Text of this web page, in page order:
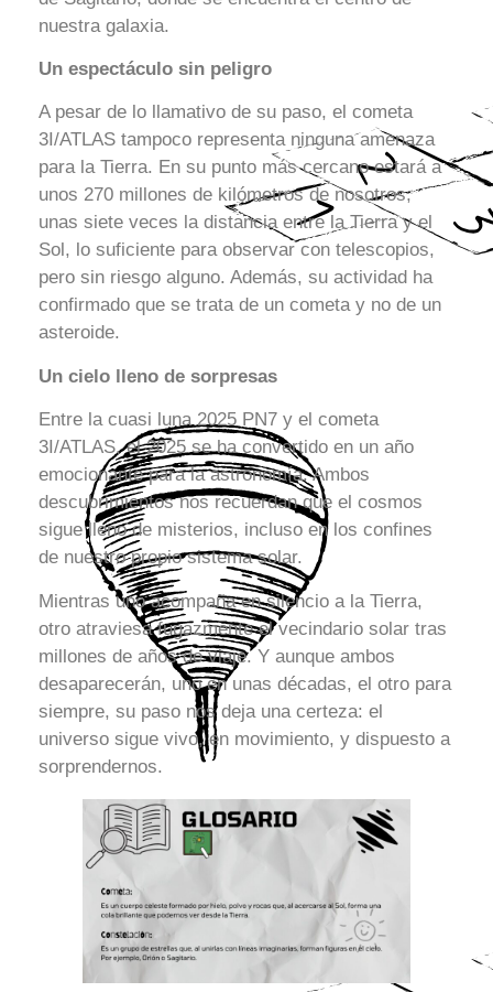
nuestra galaxia.
Un espectáculo sin peligro
A pesar de lo llamativo de su paso, el cometa
3I/ATLAS tampoco representa ninguna amenaza
para la Tierra. En su punto más cercano estará a
unos 270 millones de kilómetros de nosotros,
unas siete veces la distancia entre la Tierra y el
Sol, lo suficiente para observar con telescopios,
pero sin riesgo alguno. Además, su actividad ha
confirmado que se trata de un cometa y no de un
asteroide.
Un cielo lleno de sorpresas
Entre la cuasi luna 2025 PN7 y el cometa
3I/ATLAS, el 2025 se ha convertido en un año
emocionante para la astronomía. Ambos
descubrimientos nos recuerdan que el cosmos
sigue lleno de misterios, incluso en los confines
de nuestro propio sistema solar.
Mientras uno acompaña en silencio a la Tierra,
otro atraviesa fugazmente el vecindario solar tras
millones de años de viaje. Y aunque ambos
desaparecerán, uno en unas décadas, el otro para
siempre, su paso nos deja una certeza: el
universo sigue vivo, en movimiento, y dispuesto a
sorprendernos.